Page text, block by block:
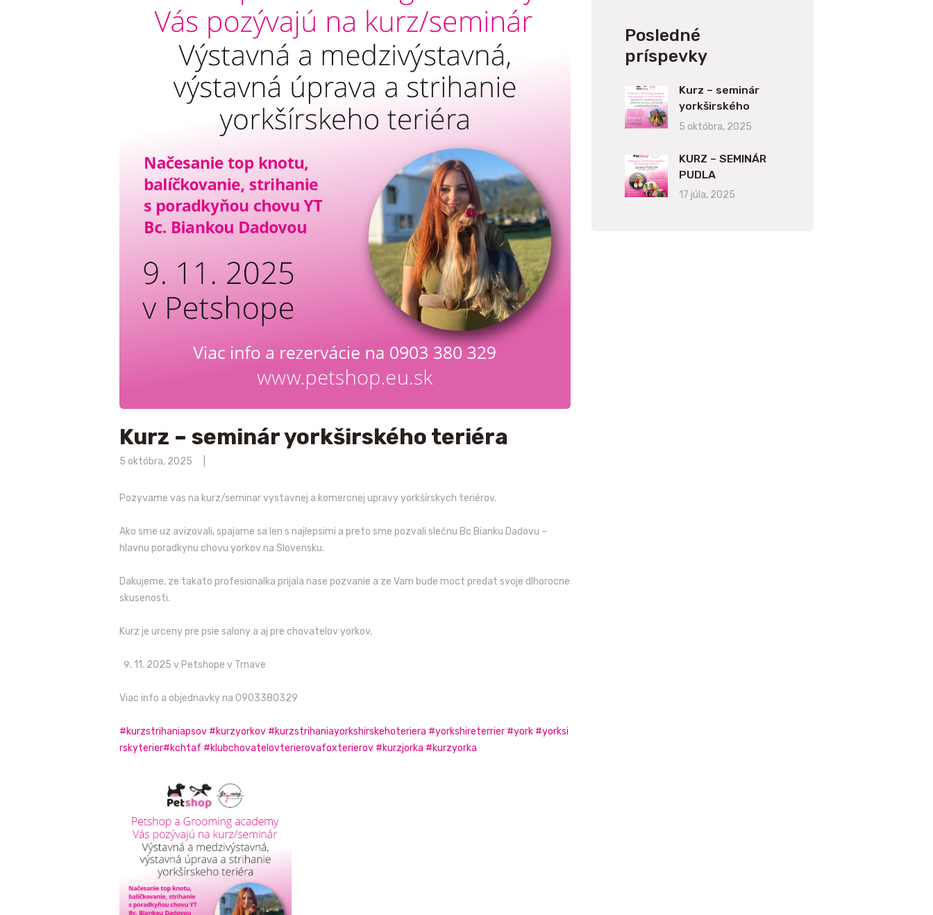
E-SHOP
Kurz – seminár yorkširského teriéra
5 októbra, 2025
Pozyvame vas na kurz/seminar vystavnej a komercnej upravy yorkšírskych teriérov.
Ako sme uz avizovali, spajame sa len s najlepsimi a preto sme pozvali slečnu Bc Bianku Dadovu –
hlavnu poradkynu chovu yorkov na Slovensku.
Dakujeme, ze takato profesionalka prijala nase pozvanie a ze Vam bude moct predat svoje dlhorocne
skusenosti.
Kurz je urceny pre psie salony a aj pre chovatelov yorkov.
11. 2025 v Petshope v Trnave
Viac info a objednavky na 0903380329
#kurzstrihaniapsov #kurzyorkov #kurzstrihaniayorkshirskehoteriera #yorkshireterrier #york #yorksi
rskyterier#kchtaf #klubchovatelovterierovafoxterierov #kurzjorka #kurzyorka
Posledné
príspevky
Kurz – seminár
yorkširského
teriéra
5 októbra, 2025
KURZ – SEMINÁR
PUDLA
17 júla, 2025